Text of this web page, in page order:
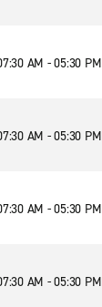
AM - 05:30 PM
AM - 05:30 PM
AM - 05:30 PM
AM - 05:30 PM